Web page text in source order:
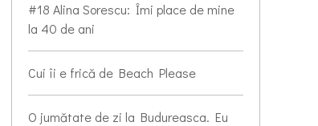
#18 Alina Sorescu: Îmi place de mine
la 40 de ani
Cui îi e frică de Beach Please
O jumătate de zi la Budureasca. Eu